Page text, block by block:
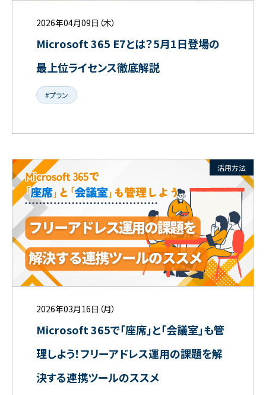
2026年04月09日（木）
Microsoft 365 E7とは？5月1日登場の
最上位ライセンス徹底解説
#プラン
活用方法
2026年03月16日（月）
Microsoft 365で「座席」と「会議室」も管
理しよう！フリーアドレス運用の課題を解
決する連携ツールのススメ